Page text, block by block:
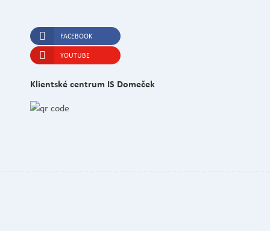
FACEBOOK
YOUTUBE
Klientské centrum IS Domeček